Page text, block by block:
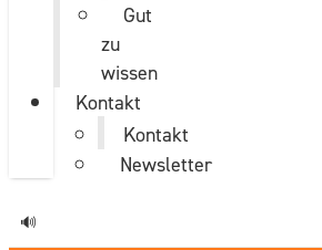
Gut
zu
wissen
Kontakt
Kontakt
Newsletter
🔊